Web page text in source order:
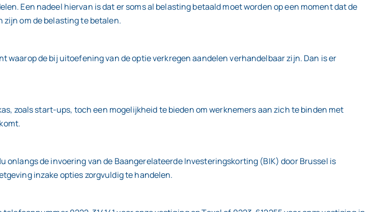
Een nadeel hiervan is dat er soms al belasting betaald moet worden op een moment dat de
om de belasting te betalen.
waarop de bij uitoefening van de optie verkregen aandelen verhandelbaar zijn. Dan is er
zoals start-ups, toch een mogelijkheid te bieden om werknemers aan zich te binden met
onlangs de invoering van de Baangerelateerde Investeringskorting (BIK) door Brussel is
inzake opties zorgvuldig te handelen.